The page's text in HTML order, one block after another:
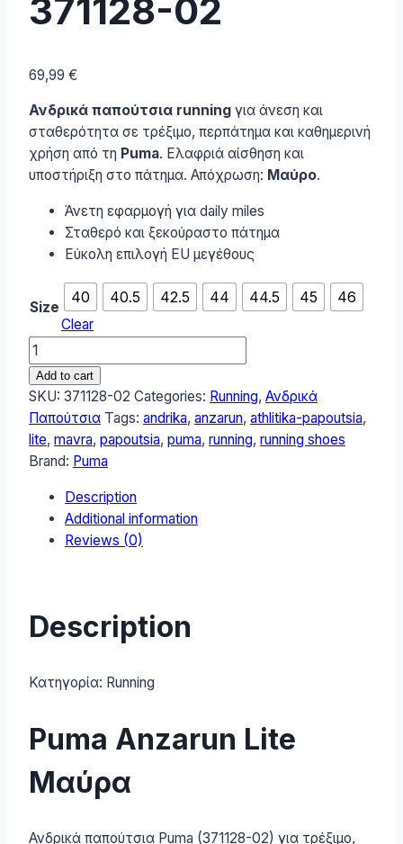
371128-02
69,99 €
Ανδρικά παπούτσια running για άνεση και
σταθερότητα σε τρέξιμο, περπάτημα και καθημερινή
χρήση από τη Puma. Ελαφριά αίσθηση και
υποστήριξη στο πάτημα. Απόχρωση: Μαύρο.
Άνετη εφαρμογή για daily miles
Σταθερό και ξεκούραστο πάτημα
Εύκολη επιλογή EU μεγέθους
Size
40 40.5 42.5 44 44.5 45 46
Clear
Puma
Anzarun
Lite
Ανδρικά
Αθλητικά
Παπούτσια
Μαύρα
371128-
Add to cart
SKU: 371128-02 Categories: Running, Ανδρικά
Παπούτσια Tags: andrika, anzarun, athlitika-papoutsia,
lite, mavra, papoutsia, puma, running, running shoes
Brand: Puma
Description
Additional information
Reviews (0)
Description
Κατηγορία: Running
Puma Anzarun Lite
Μαύρα
Ανδρικά παπούτσια Puma (371128-02) για τρέξιμο,